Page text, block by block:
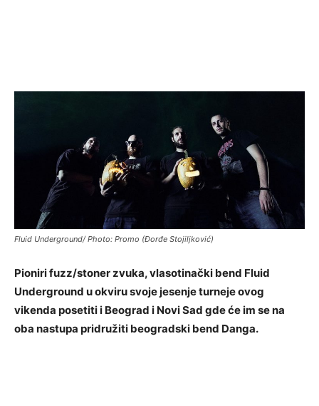
Fluid Underground/ Photo: Promo (Đorđe Stojiljković)
Pioniri fuzz/stoner zvuka, vlasotinački bend Fluid
Underground u okviru svoje jesenje turneje ovog
vikenda posetiti i Beograd i Novi Sad gde će im se na
oba nastupa pridružiti beogradski bend Danga.